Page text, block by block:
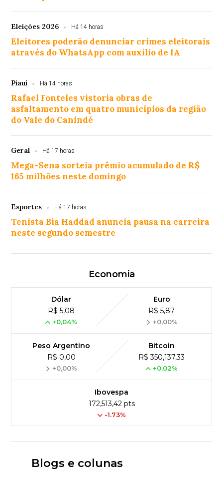
Eleições 2026 Há 14 horas
Eleitores poderão denunciar crimes eleitorais
através do WhatsApp com auxílio de IA
Piauí Há 14 horas
Rafael Fonteles vistoria obras de
asfaltamento em quatro municípios da região
do Vale do Canindé
Geral Há 17 horas
Mega-Sena sorteia prêmio acumulado de R$
165 milhões neste domingo
Esportes Há 17 horas
Tenista Bia Haddad anuncia pausa na carreira
neste segundo semestre
Economia
Dólar
R$ 5,08
+0,04%
Euro
R$ 5,87
+0,00%
Peso Argentino
R$ 0,00
+0,00%
Bitcoin
R$ 350,137,33
+0,02%
Ibovespa
172,513,42 pts
-1.73%
Blogs e colunas